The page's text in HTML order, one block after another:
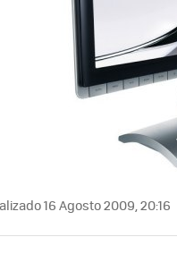
16 Agosto 2009, 20:16